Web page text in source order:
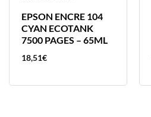
EPSON ENCRE 104
CYAN ECOTANK
7500 PAGES – 65ML
18,51€